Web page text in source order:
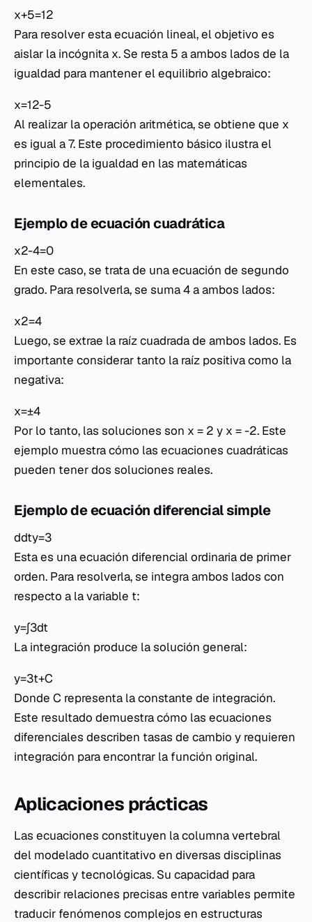
x+5=12
Para resolver esta ecuación lineal, el objetivo es
aislar la incógnita x. Se resta 5 a ambos lados de la
igualdad para mantener el equilibrio algebraico:
x=12-5
Al realizar la operación aritmética, se obtiene que x
es igual a 7. Este procedimiento básico ilustra el
principio de la igualdad en las matemáticas
elementales.
Ejemplo de ecuación cuadrática
x2-4=0
En este caso, se trata de una ecuación de segundo
grado. Para resolverla, se suma 4 a ambos lados:
x2=4
Luego, se extrae la raíz cuadrada de ambos lados. Es
importante considerar tanto la raíz positiva como la
negativa:
x=±4
Por lo tanto, las soluciones son x = 2 y x = -2. Este
ejemplo muestra cómo las ecuaciones cuadráticas
pueden tener dos soluciones reales.
Ejemplo de ecuación diferencial simple
ddty=3
Esta es una ecuación diferencial ordinaria de primer
orden. Para resolverla, se integra ambos lados con
respecto a la variable t:
y=∫3dt
La integración produce la solución general:
y=3t+C
Donde C representa la constante de integración.
Este resultado demuestra cómo las ecuaciones
diferenciales describen tasas de cambio y requieren
integración para encontrar la función original.
Aplicaciones prácticas
Las ecuaciones constituyen la columna vertebral
del modelado cuantitativo en diversas disciplinas
científicas y tecnológicas. Su capacidad para
describir relaciones precisas entre variables permite
traducir fenómenos complejos en estructuras